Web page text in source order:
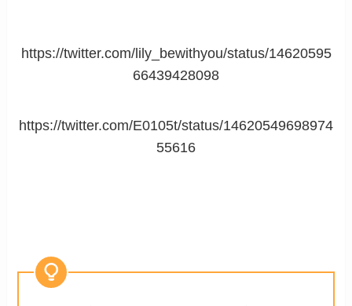
https://twitter.com/lily_bewithyou/status/14620595
66439428098
https://twitter.com/E0105t/status/14620549698974
55616